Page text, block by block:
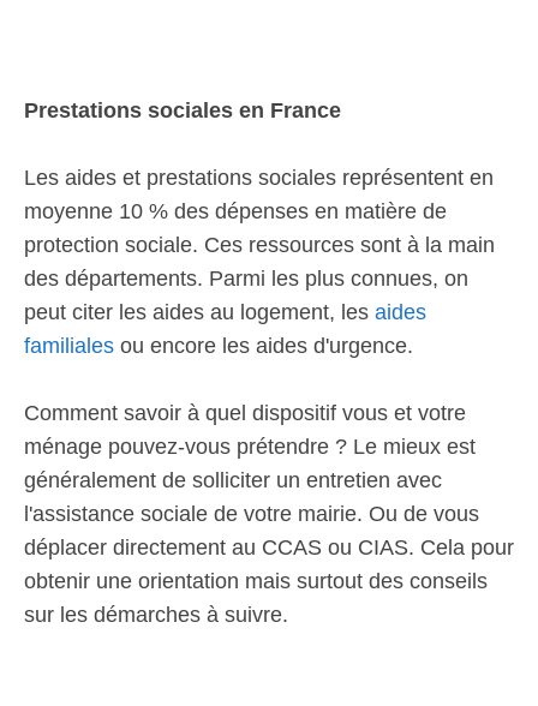
Prestations sociales en France
Les aides et prestations sociales représentent en
moyenne 10 % des dépenses en matière de
protection sociale. Ces ressources sont à la main
des départements. Parmi les plus connues, on
peut citer les aides au logement, les aides
familiales ou encore les aides d'urgence.
Comment savoir à quel dispositif vous et votre
ménage pouvez-vous prétendre ? Le mieux est
généralement de solliciter un entretien avec
l'assistance sociale de votre mairie. Ou de vous
déplacer directement au CCAS ou CIAS. Cela pour
obtenir une orientation mais surtout des conseils
sur les démarches à suivre.